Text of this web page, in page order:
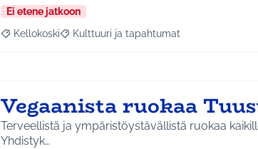
Ei etene jatkoon
Rajaa tulokset aihepiirin mukaan: Kellokoski
Kellokoski Rajaa tulokset teeman mukaan: Kulttuuri
Kulttuuri ja tapahtumat
Vegaanista ruokaa
Terveellistä ja ympäristöystävällistä ruokaa
Yhdistyk…